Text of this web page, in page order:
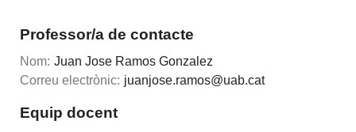
Professor/a de contacte
Nom: Juan Jose Ramos Gonzalez
Correu electrònic: juanjose.ramos@uab.cat
Equip docent